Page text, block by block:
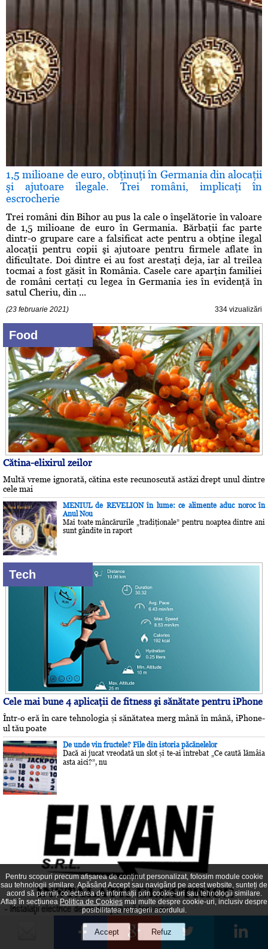
1,5 milioane de euro, obţinuţi în Germania din alocaţii
şi ajutoare ilegale. Trei români, implicaţi în
escrocherie
Trei români din Bihor au pus la cale o înşelătorie în valoare
de 1,5 milioane de euro în Germania. Bărbaţii fac parte
dintr-o grupare care a falsificat acte pentru a obţine ilegal
alocaţii pentru copii şi ajutoare pentru firmele aflate în
dificultate. Doi dintre ei au fost arestaţi deja, iar al treilea
tocmai a fost găsit în România. Casele care aparţin familiei
de români certaţi cu legea în Germania ies în evidenţă în
satul Cheriu, din ...
(23 februarie 2021) 334 vizualizări
Food
Cătina-elixirul zeilor
Multă vreme ignorată, cătina este recunoscută astăzi drept unul dintre
cele mai
MENIUL de REVELION în lume: ce alimente aduc noroc în
Anul Nou
Mai toate mâncărurile „tradiţionale” pentru noaptea dintre ani
sunt gândite în raport
Tech
Cele mai bune 4 aplicaţii de fitness şi sănătate pentru iPhone
Într-o eră în care tehnologia și sănătatea merg mână în mână, iPhone-
ul tău poate
De unde vin fructele? File din istoria păcănelelor
Dacă ai jucat vreodată un slot și te-ai întrebat „Ce caută lămâia
asta aici?”, nu
Pentru scopuri precum afișarea de conținut personalizat, folosim module cookie
sau tehnologii similare. Apăsând Accept sau navigând pe acest website, sunteți de
acord să permiți colectarea de informații prin cookie-uri sau tehnologii similare.
Aflați în secțiunea Politica de Cookies mai multe despre cookie-uri, inclusiv despre
posibilitatea retragerii acordului.